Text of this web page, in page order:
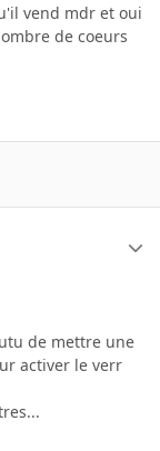
vend mdr et oui
de coeurs
de mettre une
activer le verr